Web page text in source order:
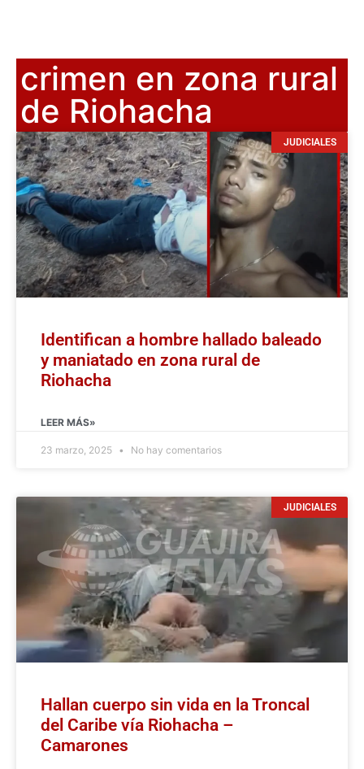
crimen en zona rural
de Riohacha
JUDICIALES
Identifican a hombre hallado baleado
y maniatado en zona rural de
Riohacha
LEER MÁS»
23 marzo, 2025 No hay comentarios
JUDICIALES
Hallan cuerpo sin vida en la Troncal
del Caribe vía Riohacha –
Camarones